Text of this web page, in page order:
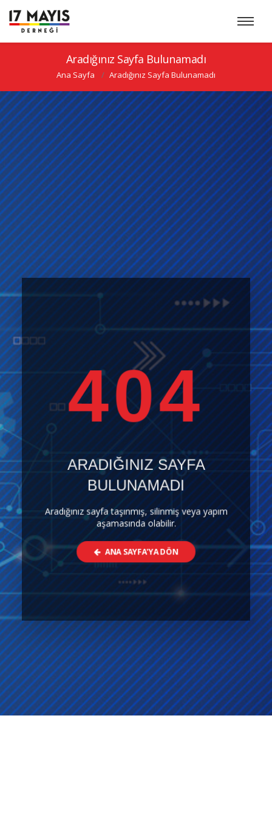
Aradığınız Sayfa Bulunamadı
Ana Sayfa Aradığınız Sayfa Bulunamadı
404
ARADIĞINIZ SAYFA
BULUNAMADI
Aradığınız sayfa taşınmış, silinmiş veya yapım
aşamasında olabilir.
ANA SAYFA'YA DÖN